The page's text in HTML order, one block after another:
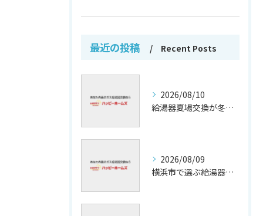
最近の投稿 Recent Posts
2026/08/10
給湯器夏場交換が冬繁忙期回避の鍵
2026/08/09
横浜市で選ぶ給湯器交換の信頼保証